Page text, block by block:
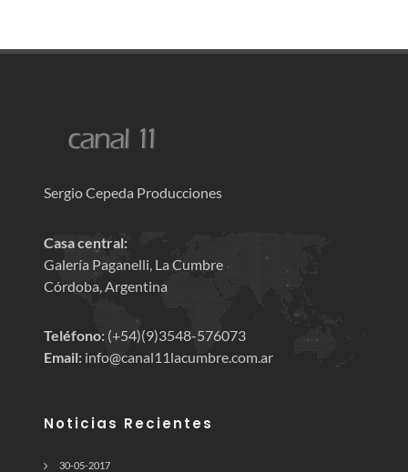
Sergio Cepeda Producciones
Casa central:
Galería Paganelli, La Cumbre
Córdoba, Argentina
Teléfono: (+54)(9)3548-576073
Email: info@canal11lacumbre.com.ar
Noticias Recientes
30-05-2017